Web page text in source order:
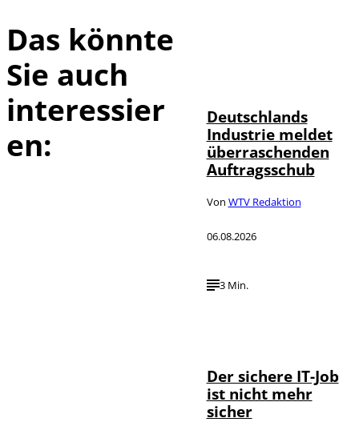
Das könnte
Sie auch
interessier
en:
Deutschlands
Industrie meldet
überraschenden
Auftragsschub
Von WTV Redaktion
06.08.2026
3 Min.
Der sichere IT-Job
ist nicht mehr
sicher